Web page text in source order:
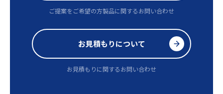
ご提案をご希望の方製品に関するお問い合わせ
お見積もりについて
お見積もりに関するお問い合わせ